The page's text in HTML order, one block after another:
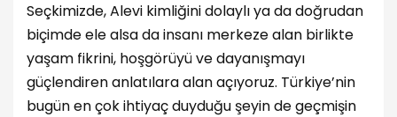
Seçkimizde, Alevi kimliğini dolaylı ya da doğrudan
biçimde ele alsa da insanı merkeze alan birlikte
yaşam fikrini, hoşgörüyü ve dayanışmayı
güçlendiren anlatılara alan açıyoruz. Türkiye’nin
bugün en çok ihtiyaç duyduğu şeyin de geçmişin